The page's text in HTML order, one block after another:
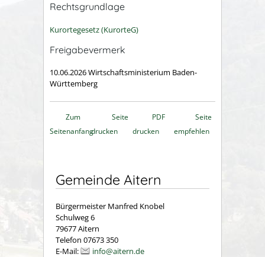
Rechtsgrundlage
Kurortegesetz (KurorteG)
Freigabevermerk
10.06.2026 Wirtschaftsministerium Baden-
Württemberg
Zum
Seitenanfang
Seite
drucken
PDF
drucken
Seite
empfehlen
Gemeinde Aitern
Bürgermeister Manfred Knobel
Schulweg 6
79677 Aitern
Telefon 07673 350
E-Mail:
info@aitern.de